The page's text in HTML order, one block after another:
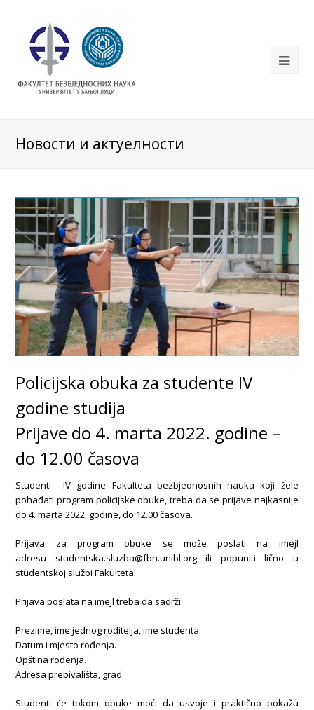
Новости и актуелности
Policijska obuka za studente IV
godine studija
Prijave do 4. marta 2022. godine –
do 12.00 časova
Studenti IV godine Fakulteta bezbjednosnih nauka koji žele
pohađati program policijske obuke, treba da se prijave najkasnije
do 4. marta 2022. godine, do 12.00 časova.
Prijava za program obuke se može poslati na imejl
adresu studentska.sluzba@fbn.unibl.org ili popuniti lično u
studentskoj službi Fakulteta.
Prijava poslata na imejl treba da sadrži:
Prezime, ime jednog roditelja, ime studenta.
Datum i mjesto rođenja.
Opština rođenja.
Adresa prebivališta, grad.
Studenti će tokom obuke moći da usvoje i praktično pokažu